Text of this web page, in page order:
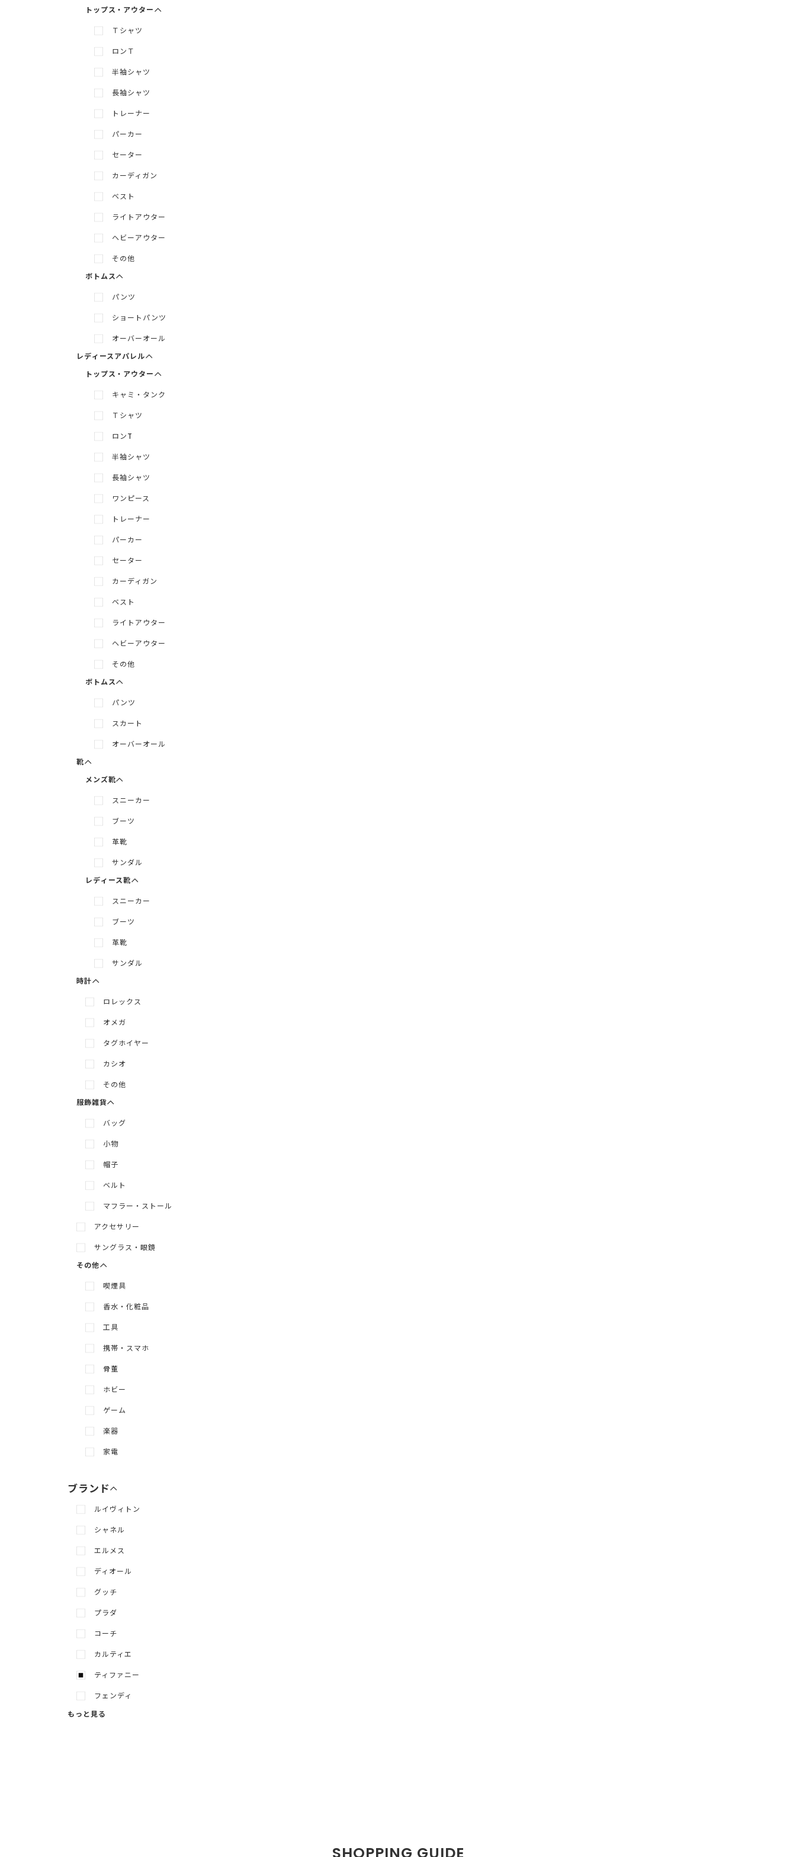
トップス・アウター
Ｔシャツ
ロンＴ
半袖シャツ
長袖シャツ
トレーナー
パーカー
セーター
カーディガン
ベスト
ライトアウター
ヘビーアウター
その他
ボトムス
メニューを展開
メニューを隠す
パンツ
ショートパンツ
オーバーオール
レディースアパレル
メニューを展開
メニューを隠す
トップス・アウター
メニューを展開
メニューを隠す
キャミ・タンク
Ｔシャツ
ロンT
半袖シャツ
長袖シャツ
ワンピース
トレーナー
パーカー
セーター
カーディガン
ベスト
ライトアウター
ヘビーアウター
その他
ボトムス
メニューを展開
メニューを隠す
パンツ
スカート
オーバーオール
靴
メンズ靴
メニューを展開
メニューを隠す
スニーカー
ブーツ
革靴
サンダル
レディース靴
メニューを展開
メニューを隠す
スニーカー
ブーツ
革靴
サンダル
時計
メニューを展開メニューを隠す
ロレックス
オメガ
タグホイヤー
カシオ
その他
服飾雑貨
メニューを展開
メニューを隠す
バッグ
小物
帽子
ベルト
マフラー・ストール
アクセサリー
サングラス・眼鏡
その他
メニューを展開
メニューを隠す
喫煙具
香水・化粧品
工具
携帯・スマホ
骨董
ホビー
ゲーム
楽器
家電
ブランド
メニューを展開
メニューを隠す
ルイヴィトン
シャネル
エルメス
ディオール
グッチ
プラダ
コーチ
カルティエ
ティファニー
フェンディ
もっと見る